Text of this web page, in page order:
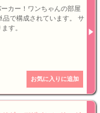
カー！ワンちゃんの部屋
で構成されています。 サ
す。